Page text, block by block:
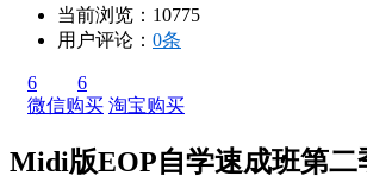
当前浏览：10775
用户评论： 0条
6
6
微信购买 淘宝购买
Midi版EOP自学速成班第二